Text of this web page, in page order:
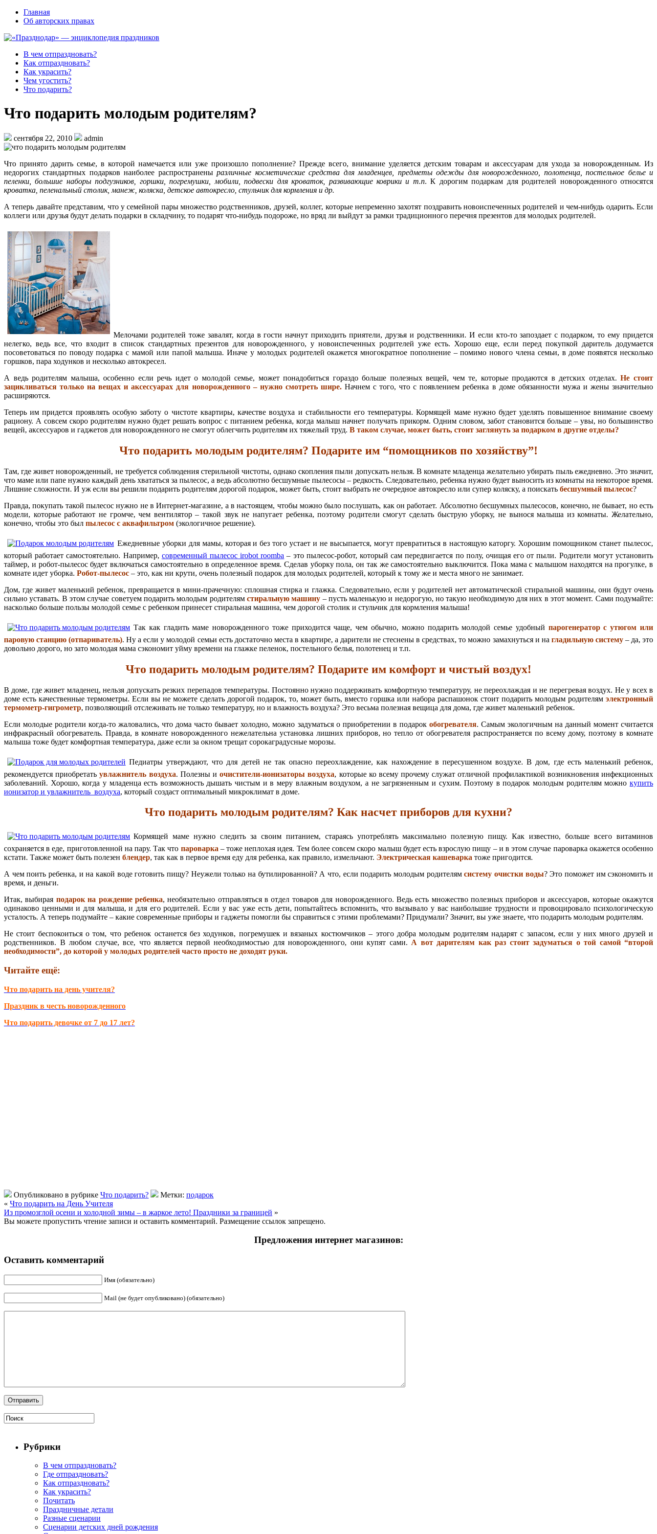
Главная
Об авторских правах
В чем отпраздновать?
Как отпраздновать?
Как украсить?
Чем угостить?
Что подарить?
Что подарить молодым родителям?
сентября 22, 2010 admin
Что принято дарить семье, в которой намечается или уже произошло пополнение? Прежде всего, внимание уделяется детским товарам и аксессуарам для ухода за новорожденным. Из
недорогих стандартных подарков наиболее распространеныразличные косметические средства для младенцев, предметы одежды для новорожденного, полотенца, постельное белье и
пеленки , большие наборы подгузников, горшки, погремушки, мобили, подвески для кроваток, развивающие коврики и т.п. К дорогим подаркам для родителей новорожденного относятся
кроватка, пеленальный столик, манеж, коляска, детское автокресло, стульчик для кормления и др.
А теперь давайте представим, что у семейной пары множество родственников, друзей, коллег, которые непременно захотят поздравить новоиспеченных родителей и чем-нибудь одарить. Если
коллеги или друзья будут делать подарки в складчину, то подарят что-нибудь подороже, но вряд ли выйдут за рамки традиционного перечня презентов для молодых родителей.
Мелочами родителей тоже завалят, когда в гости начнут приходить приятели, друзья и родственники. И если кто-то запоздает с подарком, то ему придется
нелегко, ведь все, что входит в список стандартных презентов для новорожденного, у новоиспеченных родителей уже есть. Хорошо еще, если перед покупкой даритель додумается
посоветоваться по поводу подарка с мамой или папой малыша. Иначе у молодых родителей окажется многократное пополнение – помимо нового члена семьи, в доме появятся несколько
горшков, пара ходунков и несколько автокресел.
А ведь родителям малыша, особенно если речь идет о молодой семье, может понадобиться гораздо больше полезных вещей, чем те, которые продаются в детских отделах.Не стоит
зацикливаться только на вещах и аксессуарах для новорожденного – нужно смотреть шире.Начнем с того, что с появлением ребенка в доме обязанности мужа и жены значительно
расширяются.
Теперь им придется проявлять особую заботу о чистоте квартиры, качестве воздуха и стабильности его температуры. Кормящей маме нужно будет уделять повышенное внимание своему
рациону. А совсем скоро родителям нужно будет решать вопрос с питанием ребенка, когда малыш начнет получать прикорм. Одним словом, забот становится больше – увы, но большинство
вещей, аксессуаров и гаджетов для новорожденного не смогут облегчить родителям их тяжелый труд. В таком случае, может быть, стоит заглянуть за подарком в другие отделы?
Что подарить молодым родителям? Подарите им “помощников по хозяйству”!
Там, где живет новорожденный, не требуется соблюдения стерильной чистоты, однако скопления пыли допускать нельзя. В комнате младенца желательно убирать пыль ежедневно. Это значит,
что маме или папе нужно каждый день хвататься за пылесос, а ведь абсолютно бесшумные пылесосы – редкость. Следовательно, ребенка нужно будет выносить из комнаты на некоторое время.
Лишние сложности. И уж если вы решили подарить родителям дорогой подарок, может быть, стоит выбрать не очередное автокресло или супер коляску, а поискать бесшумный пылесос?
Правда, покупать такой пылесос нужно не в Интернет-магазине, а в настоящем, чтобы можно было послушать, как он работает. Абсолютно бесшумных пылесосов, конечно, не бывает, но есть
модели, которые работают не громче, чем вентилятор – такой звук не напугает ребенка, поэтому родители смогут сделать быструю уборку, не вынося малыша из комнаты. Желательно,
конечно, чтобы это был пылесос с аквафильтром (экологичное решение).
Ежедневные уборки для мамы, которая и без того устает и не высыпается, могут превратиться в настоящую каторгу. Хорошим помощником станет пылесос,
который работает самостоятельно. Например, современный пылесос irobot roomba – это пылесос-робот, который сам передвигается по полу, очищая его от пыли. Родители могут установить
таймер, и робот-пылесос будет включаться самостоятельно в определенное время. Сделав уборку пола, он так же самостоятельно выключится. Пока мама с малышом находятся на прогулке, в
комнате идет уборка. Робот-пылесос – это, как ни крути, очень полезный подарок для молодых родителей, который к тому же и места много не занимает.
Дом, где живет маленький ребенок, превращается в мини-прачечную: сплошная стирка и глажка. Следовательно, если у родителей нет автоматической стиральной машины, они будут очень
сильно уставать. В этом случае советуем подарить молодым родителям стиральную машину – пусть маленькую и недорогую, но такую необходимую для них в этот момент. Сами подумайте:
насколько больше пользы молодой семье с ребенком принесет стиральная машина, чем дорогой столик и стульчик для кормления малыша!
Так как гладить маме новорожденного тоже приходится чаще, чем обычно, можно подарить молодой семье удобный парогенератор с утюгом или
паровую станцию (отпариватель). Ну а если у молодой семьи есть достаточно места в квартире, а дарители не стеснены в средствах, то можно замахнуться и на гладильную систему– да, это
довольно дорого, но зато молодая мама сэкономит уйму времени на глажке пеленок, постельного белья, полотенец и т.п.
Что подарить молодым родителям? Подарите им комфорт и чистый воздух!
В доме, где живет младенец, нельзя допускать резких перепадов температуры. Постоянно нужно поддерживать комфортную температуру, не переохлаждая и не перегревая воздух. Не у всех в
доме есть качественные термометры. Если вы не можете сделать дорогой подарок, то, может быть, вместо горшка или набора распашонок стоит подарить молодым родителям электронный
термометр-гигрометр, позволяющий отслеживать не только температуру, но и влажность воздуха? Это весьма полезная вещица для дома, где живет маленький ребенок.
Если молодые родители когда-то жаловались, что дома часто бывает холодно, можно задуматься о приобретении в подарок обогревателя. Самым экологичным на данный момент считается
инфракрасный обогреватель. Правда, в комнате новорожденного нежелательна установка лишних приборов, но тепло от обогревателя распространяется по всему дому, поэтому в комнате
малыша тоже будет комфортная температура, даже если за окном трещат сорокаградусные морозы.
Педиатры утверждают, что для детей не так опасно переохлаждение, как нахождение в пересушенном воздухе. В дом, где есть маленький ребенок,
рекомендуется приобретатьувлажнитель воздуха. Полезны иочистители-ионизаторы воздуха, которые ко всему прочему служат отличной профилактикой возникновения инфекционных
заболеваний. Хорошо, когда у младенца есть возможность дышать чистым и в меру влажным воздухом, а не загрязненным и сухим. Поэтому в подарок молодым родителям можно купить
ионизатор и увлажнитель воздуха, который создаст оптимальный микроклимат в доме.
Что подарить молодым родителям? Как насчет приборов для кухни?
Кормящей маме нужно следить за своим питанием, стараясь употреблять максимально полезную пищу. Как известно, больше всего витаминов
сохраняется в еде, приготовленной на пару. Так что пароварка – тоже неплохая идея. Тем более совсем скоро малыш будет есть взрослую пищу – и в этом случае пароварка окажется особенно
кстати. Также может быть полезен блендер, так как в первое время еду для ребенка, как правило, измельчают. Электрическая кашеварка тоже пригодится.
А чем поить ребенка, и на какой воде готовить пищу? Неужели только на бутилированной? А что, если подарить молодым родителямсистему очистки воды? Это поможет им сэкономить и
время, и деньги.
Итак, выбирая подарок на рождение ребенка, необязательно отправляться в отдел товаров для новорожденного. Ведь есть множество полезных приборов и аксессуаров, которые окажутся
одинаково ценными и для малыша, и для его родителей. Если у вас уже есть дети, попытайтесь вспомнить, что вызывало у вас наибольшие трудности и провоцировало психологическую
усталость. А теперь подумайте – какие современные приборы и гаджеты помогли бы справиться с этими проблемами? Придумали? Значит, вы уже знаете, что подарить молодым родителям.
Не стоит беспокоиться о том, что ребенок останется без ходунков, погремушек и вязаных костюмчиков – этого добра молодым родителям надарят с запасом, если у них много друзей и
родственников. В любом случае, все, что является первой необходимостью для новорожденного, они купят сами. А вот дарителям как раз стоит задуматься о той самой “второй
необходимости”, до которой у молодых родителей часто просто не доходят руки.
Читайте ещё:
Что подарить на день учителя?
Праздник в честь новорожденного
Что подарить девочке от 7 до 17 лет?
Опубликовано в рубрике Что подарить? Метки: подарок
« Что подарить на День Учителя
Из промозглой осени и холодной зимы – в жаркое лето! Праздники за границей »
Вы можете пропустить чтение записи и оставить комментарий. Размещение ссылок запрещено.
Предложения интернет магазинов:
Оставить комментарий
Имя (обязательно)
Mail (не будет опубликовано) (обязательно)
Рубрики
В чем отпраздновать?
Где отпраздновать?
Как отпраздновать?
Как украсить?
Почитать
Праздничные детали
Разные сценарии
Сценарии детских дней рождения